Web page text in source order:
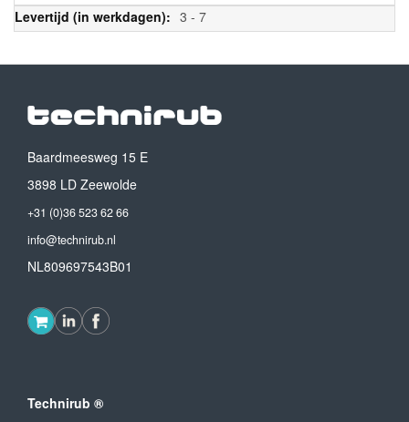
3 - 7
Baardmeesweg 15 E
3898 LD Zeewolde
+31 (0)36 523 62 66
info@technirub.nl
NL809697543B01
Technirub ®